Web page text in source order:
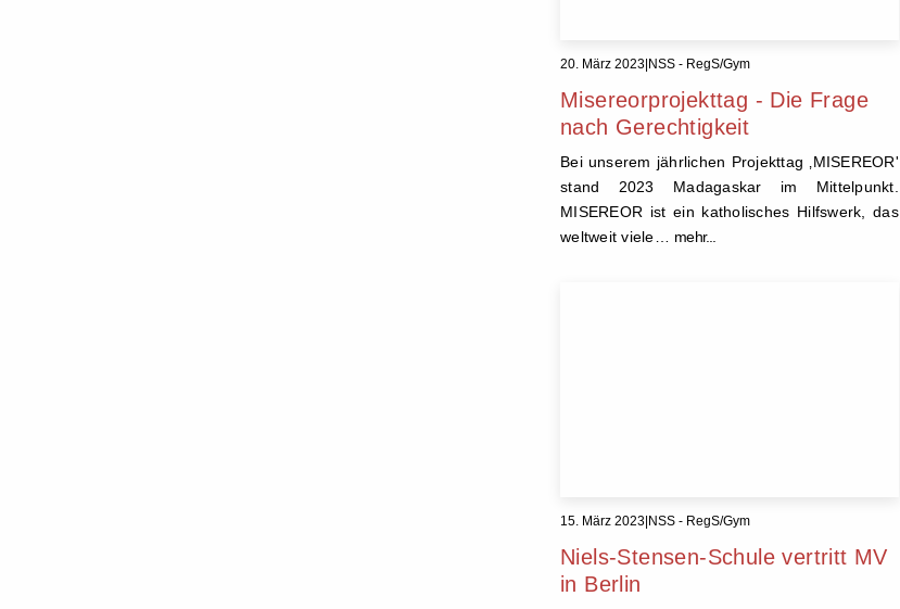
20. März 2023|NSS - RegS/Gym
Misereorprojekttag - Die Frage
nach Gerechtigkeit
Bei unserem jährlichen Projekttag ‚MISEREOR'
stand 2023 Madagaskar im Mittelpunkt.
MISEREOR ist ein katholisches Hilfswerk, das
weltweit viele… mehr...
15. März 2023 NSS - RegS/Gym
Niels-Stensen-Schule vertritt MV
in Berlin